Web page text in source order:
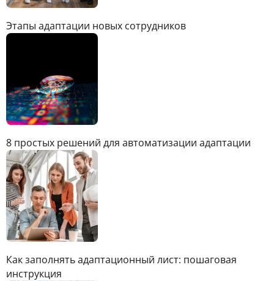
Этапы адаптации новых сотрудников
8 простых решений для автоматизации адаптации
Как заполнять адаптационный лист: пошаговая
инструкция